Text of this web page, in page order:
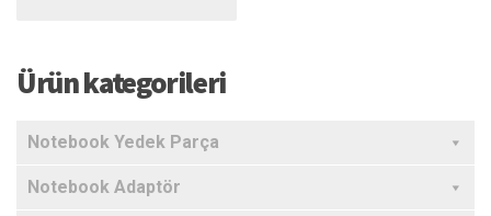
Ürün kategorileri
Notebook Yedek Parça
Notebook Adaptör